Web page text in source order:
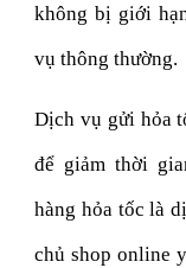
không bị giới
vụ thông thường.
Dịch vụ gửi hỏa
để giảm thời
hàng hỏa tốc là
chủ shop online